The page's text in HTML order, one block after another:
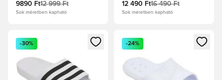
9890 Ft12 999 Ft
Sok méretben kapható
12 490 Ft16 490 Ft
Sok méretben kapható
Megnyit egy modált a bejelentkezéshez vagy a tagként
-30%
Megnyit egy modált a
-24%